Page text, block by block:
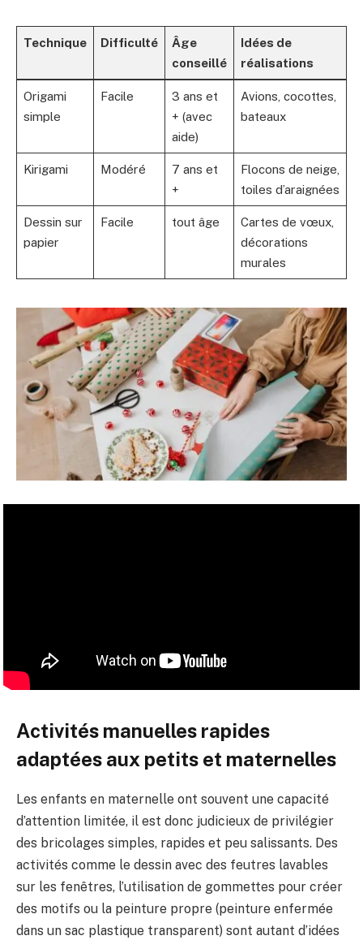
Technique Difficulté
Âge
conseillé
Idées de
réalisations
Origami
simple
Facile
3 ans et
+ (avec
aide)
Avions, cocottes,
bateaux
Kirigami Modéré
7 ans et
+
Flocons de neige,
toiles d’araignées
Dessin sur
papier
Facile tout âge
Cartes de vœux,
décorations
murales
Activités manuelles rapides
adaptées aux petits et maternelles
Les enfants en maternelle ont souvent une capacité
d’attention limitée, il est donc judicieux de privilégier
des bricolages simples, rapides et peu salissants. Des
activités comme le dessin avec des feutres lavables
sur les fenêtres, l’utilisation de gommettes pour créer
des motifs ou la peinture propre (peinture enfermée
dans un sac plastique transparent) sont autant d’idées